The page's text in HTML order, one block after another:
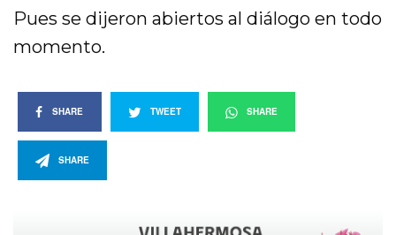
Pues se dijeron abiertos al diálogo en todo
momento.
SHARE TWEET SHARE
SHARE